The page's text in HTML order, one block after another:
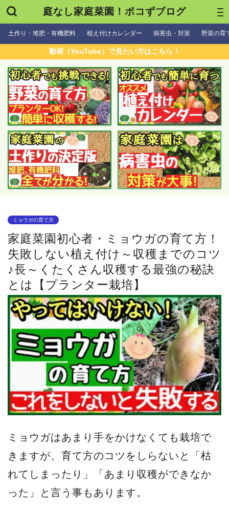
庭なし家庭菜園！ポコずブログ
土作り・堆肥・有機肥料 植え付けカレンダー 病害虫・対策 野菜の育
動画（YouTube）で見たい方はこちら！
ミョウガの育て方
家庭菜園初心者・ミョウガの育て方！
失敗しない植え付け～収穫までのコツ
♪長～くたくさん収穫する最強の秘訣
とは【プランター栽培】
ミョウガはあまり手をかけなくても栽培で
きますが、育て方のコツをしらないと「枯
れてしまったり」「あまり収穫ができなか
った」と言う事もあります。